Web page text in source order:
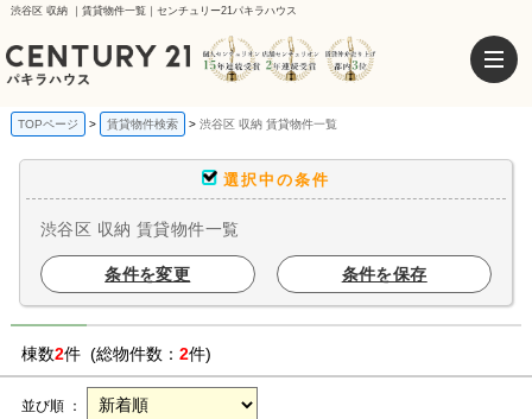
渋谷区 収納 ｜賃貸物件一覧｜センチュリー21パキラハウス
TOPページ 賃貸物件検索 渋谷区 収納 賃貸物件一覧
選択中の条件
渋谷区 収納 賃貸物件一覧
条件を変更 条件を保存
棟数2件 (総物件数： 2件)
並び順 ：